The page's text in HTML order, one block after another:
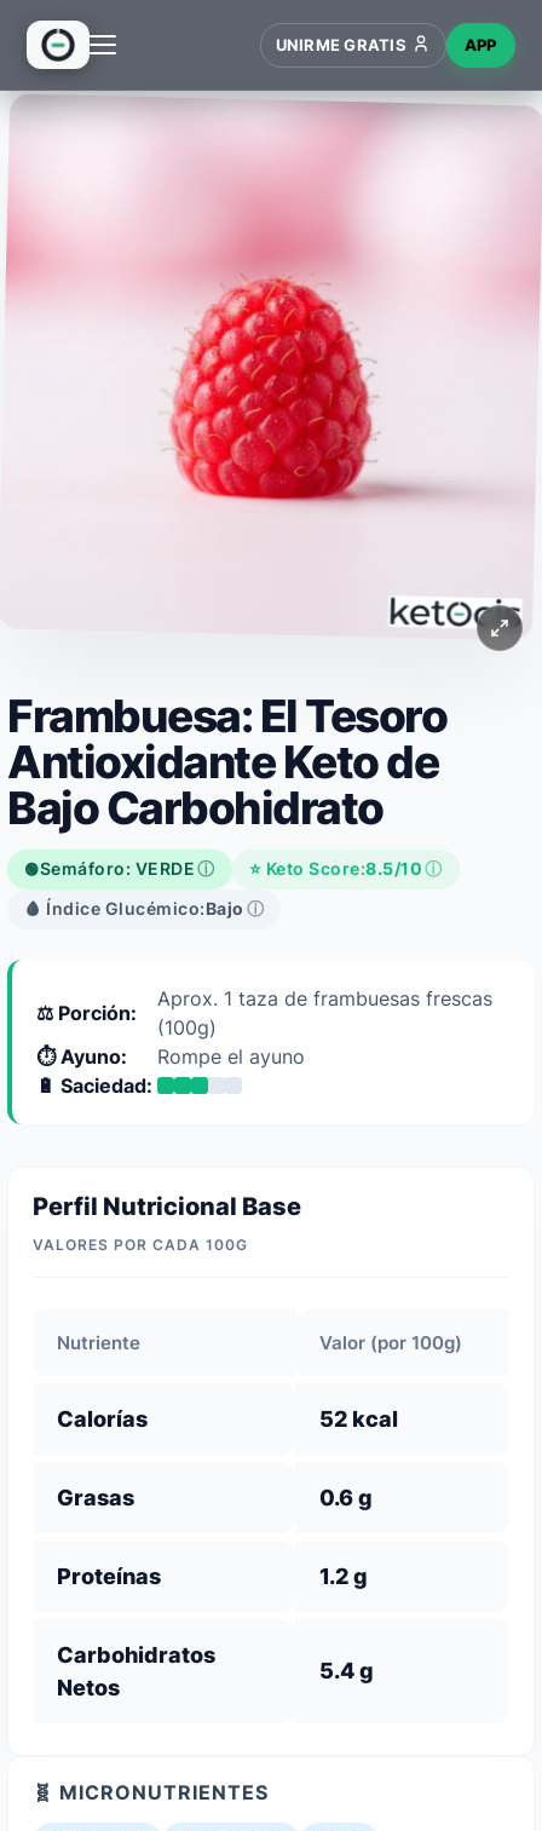
WIKI
UNIRME GRATIS APP
Frambuesa: El Tesoro
Antioxidante Keto de
Bajo Carbohidrato
🟢Semáforo: VERDEⓘ ⭐ Keto Score:8.5/10ⓘ
🩸 Índice Glucémico:Bajo ⓘ
⚖️ Porción:
Aprox. 1 taza de frambuesas frescas
(100g)
⏱️ Ayuno:
Rompe el ayuno
🔋 Saciedad:
Perfil Nutricional Base
VALORES POR CADA 100G
Nutriente Valor (por 100g)
Calorías 52 kcal
Grasas 0.6 g
Proteínas 1.2 g
Carbohidratos
Netos
5.4 g
🧬 MICRONUTRIENTES